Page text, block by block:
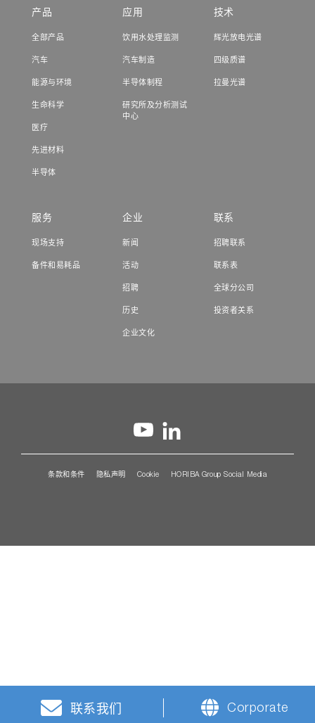
产品
全部产品
汽车
能源与环境
生命科学
医疗
先进材料
半导体
应用
饮用水处理监测
汽车制造
半导体制程
研究所及分析测试
中心
技术
辉光放电光谱
四级质谱
拉曼光谱
服务
现场支持
备件和易耗品
企业
新闻
活动
招聘
历史
企业文化
联系
招聘联系
联系表
全球分公司
投资者关系
条款和条件 隐私声明 Cookie HORIBA Group Social Media
联系我们 Corporate